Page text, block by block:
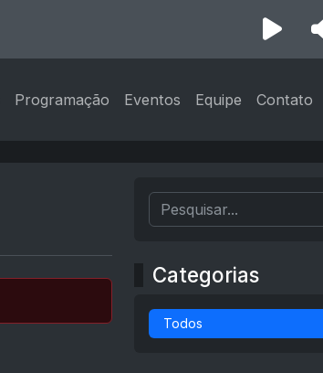
Programação Eventos Equipe Contato
Categorias
Todos